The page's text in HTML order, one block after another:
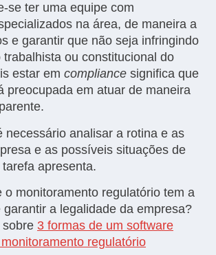
se ter uma equipe com
na área, de maneira a
e garantir que não seja infringindo
trabalhista ou constitucional do
estar em compliance significa que
preocupada em atuar de maneira
necessário analisar a rotina e as
e as possíveis situações de
apresenta.
o monitoramento regulatório tem a
garantir a legalidade da empresa?
sobre 3 formas de um software
regulatório